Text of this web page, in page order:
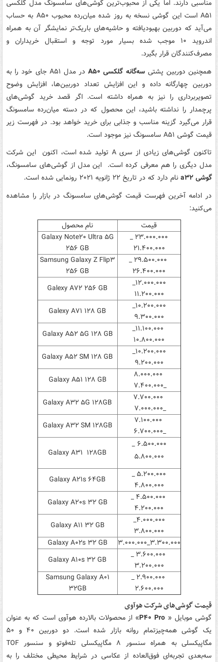
مناسبی دارند. اما یکی از محبوب‌ترین گوشی‌های سامسونگ مدل گلکسی
A۵۱ است این گوشی نسخه به روز شده میان‌رده محبوب A۵۰ به حساب
می‌آید که دوربین بهبودیافته و حاشیه‌های باریک‌تر نمایشگر آن به‌ همراه
اندروید ۱۰ موجب شده بسیار مورد توجه و استقبال خریداران و
مصرف‌کنندگان قرار بگیرد.
همچنین دوربین پشتی سه‌گانه گلکسی A۵۰
در مدل A۵۱ جای خود را به
دوربین چهارگانه داده و این افزایش تعداد دوربین‌ها، افزایش وضوح
تصویربرداری را نیز به همراه داشته است. اگر قصد خرید گوشی‌های
پرچمدار را نداشته باشید، این محصول که در دسته میان‌رده سامسونگ
قرار می‌گیرد گزینه مناسب و جذابی برای خرید خواهد بود. در فهرست زیر
قیمت گوشی A۵۱ سامسونگ نیز موجود است.
تاکنون گوشی‌های زیادی از سری A تولید شده است، اکنون این شرکت
مدل دیگری را هم معرفی کرده است. این مدل از گوشی‌های سامسونگ،
گوشی a۳۲
نام دارد که در تاریخ ۲۲ ژانویه ۲۰۲۱ رونمایی شده است.
در ادامه آخرین فهرست قیمت گوشی‌های سامسونگ در بازار را مشاهده
می‌کنید:
قیمت
نام محصول
۲۳.۰۰۰.۰۰۰ _
۲۱.۴۰۰.۰۰۰
Galaxy Note۲۰ Ultra ۵G
۲۵۶ GB
۲۹.۵۰۰.۰۰۰ _
۲۶.۴۰۰.۰۰۰
Samsung Galaxy Z Flip۳
۲۵۶ GB
۱۲.۰۰۰.۰۰۰_
۱۱.۲۰۰.۰۰۰
Galexy A۷۲ ۲۵۶ GB
۱۰.۲۰۰.۰۰۰_
۹.۳۰۰.۰۰۰
Galexy A۷۱ ۱۲۸ GB
۱۱.۱۰۰.۰۰۰_
۱۰.۸۰۰.۰۰۰
Galaxy A۵۲ ۵G ۱۲۸ GB
۱۰.۲۰۰.۰۰۰_
۹.۲۰۰.۰۰۰
Galaxy A۵۲ SM ۱۲۸ GB
۸.۰۰۰.۰۰۰
_۷.۴۰۰.۰۰۰
Galaxy A۵۱ ۱۲۸ GB
۷.۷۰۰.۰۰۰
_۷.۰۰۰.۰۰۰
Galaxy A۳۲ ۵G ۱۲۸GB
۷.۱۰۰.۰۰۰
_۶.۷۰۰.۰۰۰
Galaxy A۳۲ SM ۱۲۸GB
۶.۵۰۰.۰۰۰ _
۵.۸۰۰.۰۰۰
Galaxy A۳۱ ۱۲۸GB
۵.۲۰۰.۰۰۰ _
۴.۸۰۰.۰۰۰
Galaxy A۲۱s ۶۴GB
۴.۵۰۰.۰۰۰ _
۴.۲۰۰.۰۰۰
Galaxy A۲۰s ۳۲ GB
۴.۰۰۰.۰۰۰_
۳.۸۰۰.۰۰۰
Galaxy A۱۱ ۳۲ GB
۳.۳۰۰.۰۰۰_۳.۰۰۰.۰۰۰
Galaxy A۰۲s ۳۲ GB
۳.۶۰۰.۰۰۰ _
۳.۲۰۰.۰۰۰
Galaxy A۱۰s ۳۲ GB
۲.۹۰۰.۰۰۰ _
۲.۶۰۰.۰۰۰
Samsung Galaxy A۰۱
۳۲GB
قیمت گوشی‌های شرکت هوآوی
گوشی موبایل « P۴۰ Pro» از محصولات بالارده هوآوی است که به عنوان
یک گوشی همه‌چیزتمام روانه بازار شده است. دو دوربین‌ ۴۰ و ۵۰
مگاپیکسلی به همراه سنسور ۸ مگاپیکسلی تله‌فوتو و سنسور TOF
سه‌بعدی تجربه‌ای فوق‌العاده از عکاسی در شرایط محیطی مختلف را به